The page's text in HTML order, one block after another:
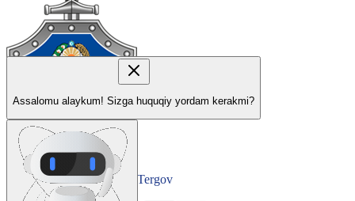
Tergov
Departamenti
Assalomu alaykum! Sizga huquqiy yordam kerakmi?